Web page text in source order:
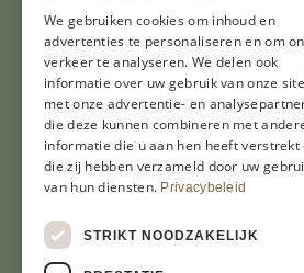
Al onze prijzen zijn
© Copyright 2026 Limburgs
website webmix
We gebruiken cookies om inhoud en
advertenties te personaliseren en om
verkeer te analyseren. We delen ook
informatie over uw gebruik van onze site
met onze advertentie- en
die deze kunnen combineren met
informatie die u aan hen heeft verstrekt
die zij hebben verzameld door uw
van hun diensten. Privacybeleid
STRIKT NOODZAKELIJK